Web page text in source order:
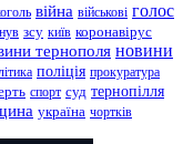
війна військові голос
зсу київ коронавірус
тернополя новини
поліція прокуратура
спорт суд тернопілля
україна чортків